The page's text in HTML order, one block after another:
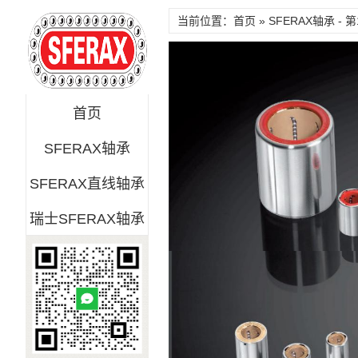
首页
SFERAX轴承
SFERAX直线轴承
瑞士SFERAX轴承
当前位置：首页 » SFERAX轴承 -